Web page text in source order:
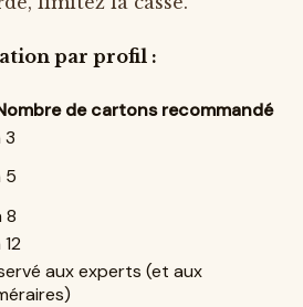
par profil :
de cartons recommandé
3
5
8
aux experts (et aux